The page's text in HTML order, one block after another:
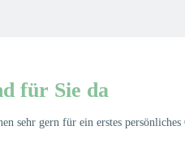
für Sie da
sehr gern für ein erstes